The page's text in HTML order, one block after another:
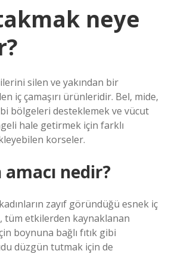
neye
silen ve yakından bir
iç çamaşırı ürünleridir. Bel, mide,
bölgeleri desteklemek ve vücut
hale getirmek için farklı
korseler.
amacı nedir?
zayıf göründüğü esnek iç
tüm etkilerden kaynaklanan
boynuna bağlı fıtık gibi
düzgün tutmak için de